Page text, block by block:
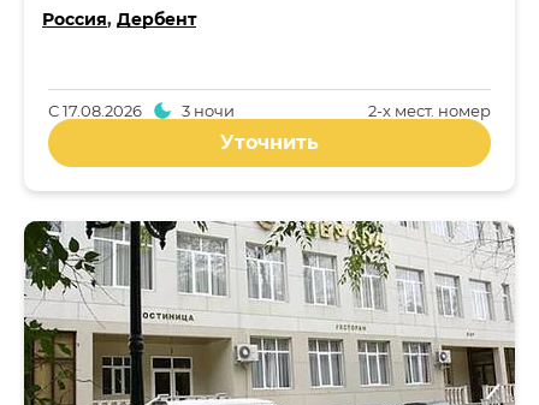
Россия, Дербент
2-x мест. номер
С17.08.2026 3 ночи
Уточнить